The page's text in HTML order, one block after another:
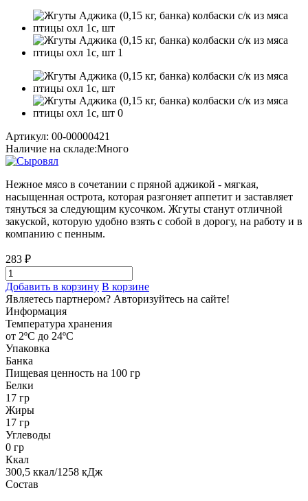
Артикул: 00-00000421
Наличие на складе:Много
Нежное мясо в сочетании с пряной аджикой - мягкая,
насыщенная острота, которая разгоняет аппетит и заставляет
тянуться за следующим кусочком. Жгуты станут отличной
закуской, которую удобно взять с собой в дорогу, на работу и в
компанию с пенным.
283 ₽
Добавить в корзину В корзине
Являетесь партнером? Авторизуйтесь на сайте!
Информация
Температура хранения
от 2ºС до 24ºС
Упаковка
Банка
Пищевая ценность на 100 гр
Белки
17 гр
Жиры
17 гр
Углеводы
0 гр
Ккал
300,5 ккал/1258 кДж
Состав